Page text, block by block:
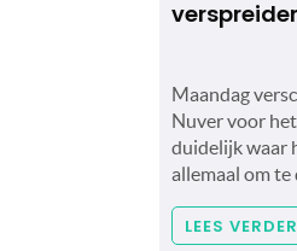
Maandag
Nuver voor
duidelijk waar
allemaal om te
LEES VERDER